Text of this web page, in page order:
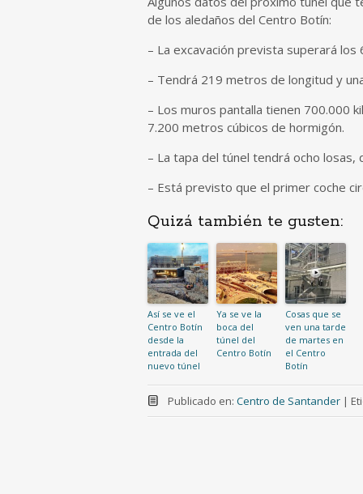
de los aledaños del Centro Botín:
– La excavación prevista superará
– Tendrá 219 metros de longitud y
– Los muros pantalla tienen 700.000
7.200 metros cúbicos de hormigón.
– La tapa del túnel tendrá ocho losas,
– Está previsto que el primer coche
Quizá también te gusten:
Así se ve el
Centro Botín
desde la
entrada del
nuevo túnel
Ya se ve la
boca del
túnel del
Centro Botín
Cosas que se
ven una tarde
de martes en
el Centro
Botín
Publicado en: Centro de Santander |